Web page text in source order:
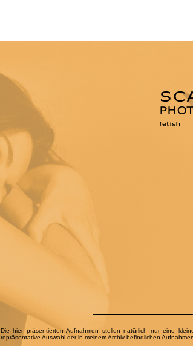
Die hier präsentierten Aufnahmen stellen natürlich nur eine
repräsentative Auswahl der in meinem Archiv befindlichen